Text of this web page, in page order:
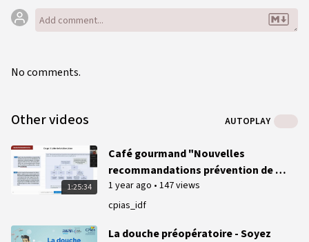
No comments.
Other videos AUTOPLAY
1:25:34
cpias_idf
Café gourmand "Nouvelles
recommandations prévention de la
transmission par voie respiratoire",
19 décembre 2024
1 year ago • 147 views
La douche préopératoire - Soyez